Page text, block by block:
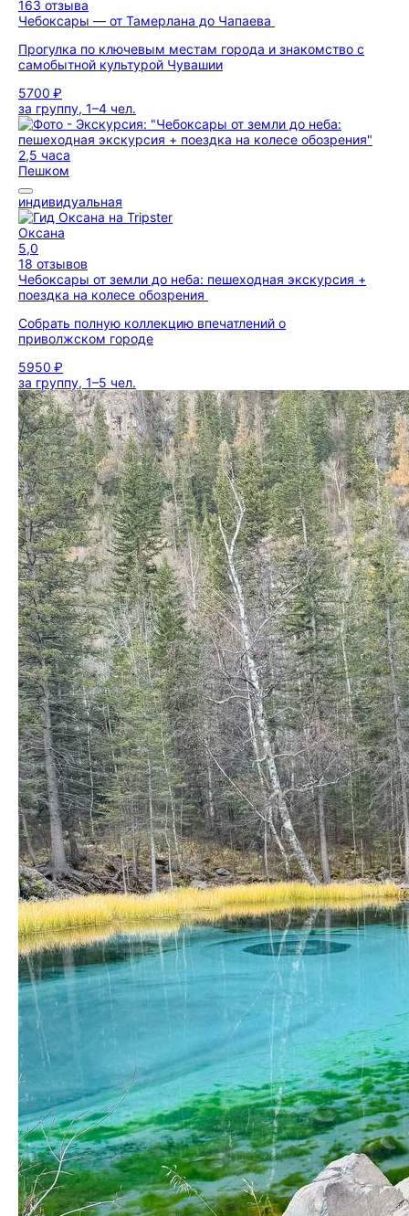
163 отзыва
Чебоксары — от Тамерлана до Чапаева
Прогулка по ключевым местам города и знакомство с
самобытной культурой Чувашии
5700 ₽
за группу, 1–4 чел.
2,5 часа
Пешком
индивидуальная
Оксана
5,0
18 отзывов
Чебоксары от земли до неба: пешеходная экскурсия +
поездка на колесе обозрения
Собрать полную коллекцию впечатлений о
приволжском городе
5950 ₽
за группу, 1–5 чел.